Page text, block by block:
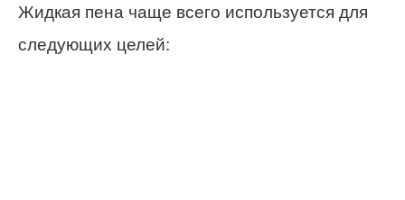
Жидкая пена чаще всего используется для
следующих целей: